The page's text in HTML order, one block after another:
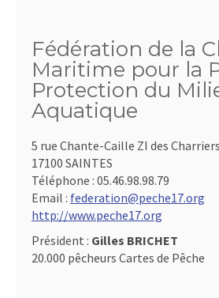
Fédération de la
Maritime pour la
Protection du
Aquatique
5 rue Chante-Caille ZI des Charriers
17100 SAINTES
Téléphone : 05.46.98.98.79
Email : federation@peche17.org
http://www.peche17.org
Président : Gilles BRICHET
20.000 pêcheurs Cartes de Pêche